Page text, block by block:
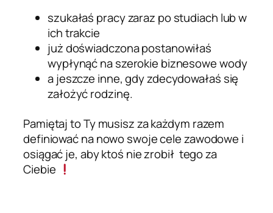
szukałaś pracy zaraz po studiach lub w
ich trakcie
już doświadczona postanowiłaś
wypłynąć na szerokie biznesowe wody
a jeszcze inne, gdy zdecydowałaś się
założyć rodzinę.
Pamiętaj to Ty musisz za każdym razem
definiować na nowo swoje cele zawodowe i
osiągać je, aby ktoś nie zrobił tego za
Ciebie